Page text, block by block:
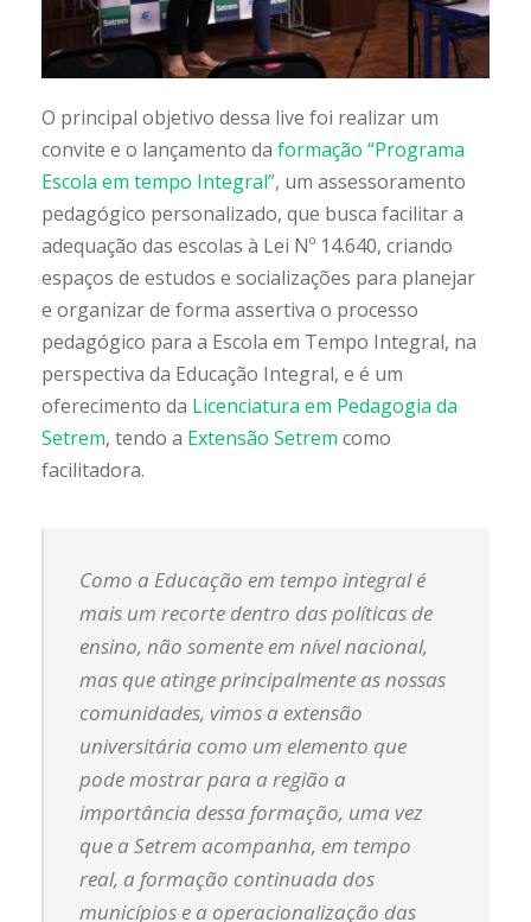
O principal objetivo dessa live foi realizar um
convite e o lançamento da formação “Programa
Escola em tempo Integral”, um assessoramento
pedagógico personalizado, que busca facilitar a
adequação das escolas à Lei Nº 14.640, criando
espaços de estudos e socializações para planejar
e organizar de forma assertiva o processo
pedagógico para a Escola em Tempo Integral, na
perspectiva da Educação Integral, e é um
oferecimento da Licenciatura em Pedagogia da
Setrem, tendo a Extensão Setrem como
facilitadora.
Como a Educação em tempo integral é
mais um recorte dentro das políticas de
ensino, não somente em nível nacional,
mas que atinge principalmente as nossas
comunidades, vimos a extensão
universitária como um elemento que
pode mostrar para a região a
importância dessa formação, uma vez
que a Setrem acompanha, em tempo
real, a formação continuada dos
municípios e a operacionalização das